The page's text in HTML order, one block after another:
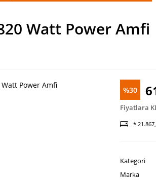
Watt Power Amfi
%30
Fiyatlara
*
Kategori
Marka